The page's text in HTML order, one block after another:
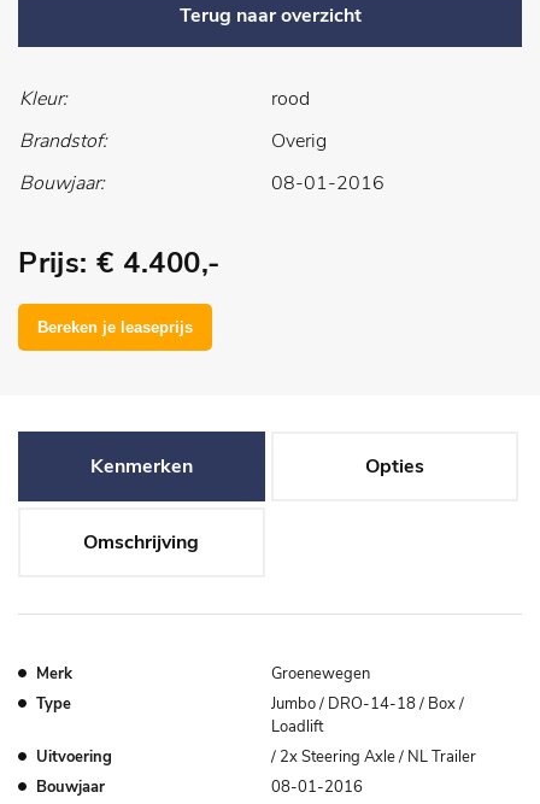
Terug naar overzicht
Kleur:
rood
Brandstof:
Overig
Bouwjaar:
08-01-2016
Prijs: € 4.400,-
Kenmerken Opties
Omschrijving
Merk
Groenewegen
Type
Jumbo / DRO-14-18 / Box /
Loadlift
Uitvoering
/ 2x Steering Axle / NL Trailer
Bouwjaar
08-01-2016